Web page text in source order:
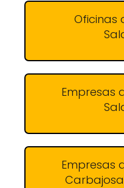
Oficinas
Empresas
Empresas